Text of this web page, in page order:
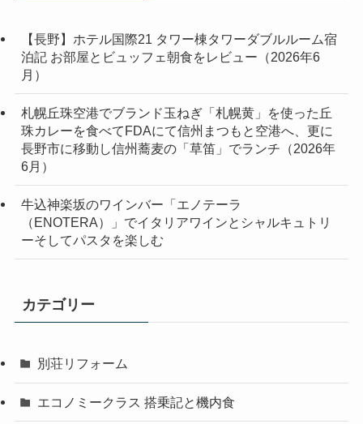
【長野】ホテル国際21 タワー棟タワーダブルルーム宿
泊記 お部屋とビュッフェ朝食をレビュー（2026年6
月）
札幌丘珠空港でブランド玉ねぎ「札幌黄」を使った丘
珠カレーを食べてFDAにて信州まつもと空港へ、更に
長野市に移動し信州蕎麦の「草笛」でランチ（2026年
6月）
牛込神楽坂のワインバー「エノテーラ
（ENOTERA）」でイタリアワインとシャルキュトリ
ーそしてパスタを楽しむ
カテゴリー
別荘リフォーム
エコノミークラス 搭乗記と機内食